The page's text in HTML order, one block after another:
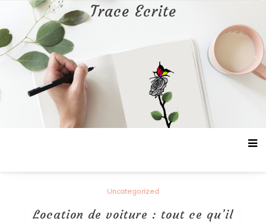
contenu
Trace Ecrite
Uncategorized
Location de voiture : tout ce qu’il